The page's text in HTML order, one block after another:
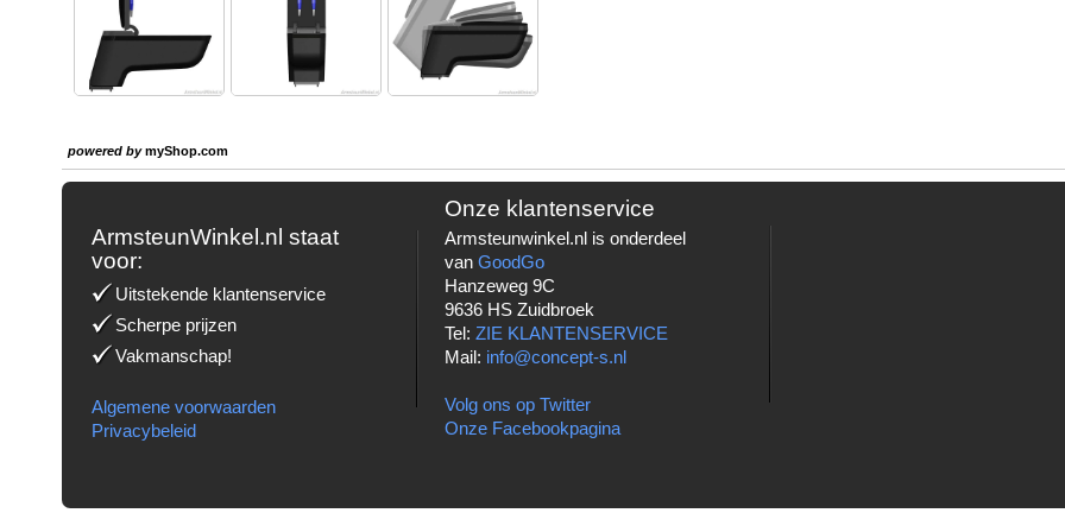
powered bymyShop.com
ArmsteunWinkel.nl staat
voor:
Uitstekende klantenservice
Scherpe prijzen
Vakmanschap!
Algemene voorwaarden
Privacybeleid
Onze klantenservice
Armsteunwinkel.nl is onderdeel
vanGoodGo
Hanzeweg 9C
9636 HS Zuidbroek
Tel:ZIE KLANTENSERVICE
Mail: info@concept-s.nl
Volg ons op Twitter
Onze Facebookpagina